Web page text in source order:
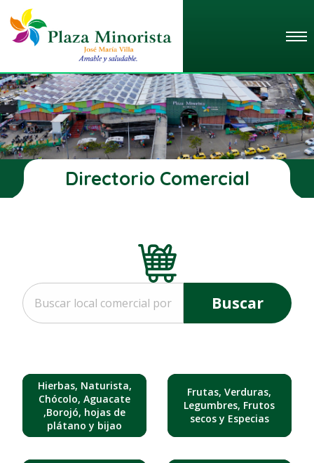
Directorio Comercial
Buscar
Hierbas, Naturista,
Chócolo, Aguacate
,Borojó, hojas de
plátano y bijao
Frutas, Verduras,
Legumbres, Frutos
secos y Especias